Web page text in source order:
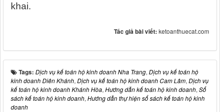
khai.
Tác giả bài viết: ketoanthuecat.com
Tags: Dịch vụ kế toán hộ kinh doanh Nha Trang, Dịch vụ kế toán hộ
kinh doanh Diên Khánh, Dịch vụ kế toán hộ kinh doanh Cam Lâm, Dịch vụ
kế toán hộ kinh doanh Khánh Hòa, Hướng dẫn kế toán hộ kinh doanh, Sổ
sách kế toán hộ kinh doanh, Hướng dẫn thự hiện sổ sách kế toán hộ kinh
doanh